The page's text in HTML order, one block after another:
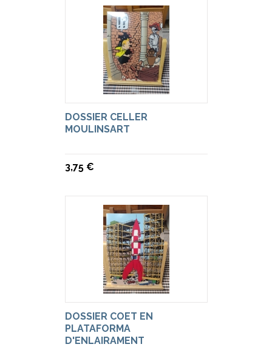
DOSSIER CELLER
MOULINSART
3,75 €
DOSSIER COET EN
PLATAFORMA
D'ENLAIRAMENT